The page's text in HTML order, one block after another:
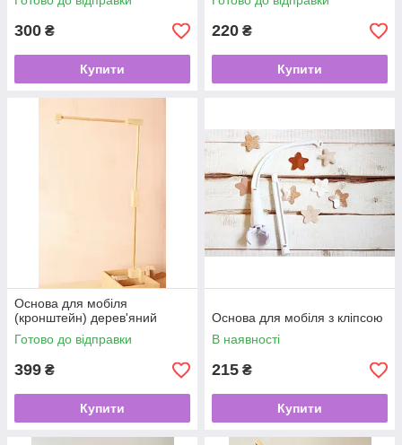
300 ₴
Купити
220 ₴
Купити
Основа для мобіля
(кронштейн) дерев'яний
Готово до відправки
399 ₴
Купити
Основа для мобіля з кліпсою
В наявності
215 ₴
Купити